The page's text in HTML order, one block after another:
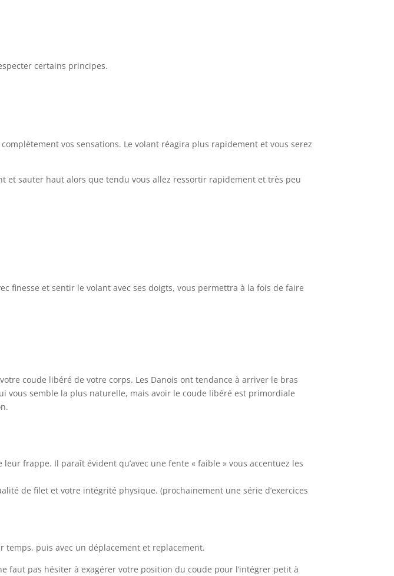
certains principes.
vos sensations. Le volant réagira plus rapidement et vous serez
et sauter haut alors que tendu vous allez ressortir rapidement et très peu
finesse et sentir le volant avec ses doigts, vous permettra à la fois de faire
coude libéré de votre corps. Les Danois ont tendance à arriver le bras
vous semble la plus naturelle, mais avoir le coude libéré est primordiale
frappe. Il paraît évident qu’avec une fente « faible » vous accentuez les
de filet et votre intégrité physique. (prochainement une série d’exercices
puis avec un déplacement et replacement.
faut pas hésiter à exagérer votre position du coude pour l’intégrer petit à